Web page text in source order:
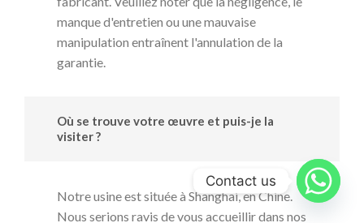
manque d'entretien ou une mauvaise
manipulation entraînent l'annulation de la
garantie.
Où se trouve votre œuvre et puis-je la
visiter ?
Notre usine est située à Shanghai, en Chine.
Nous serions ravis de vous accueillir dans nos
Contact us